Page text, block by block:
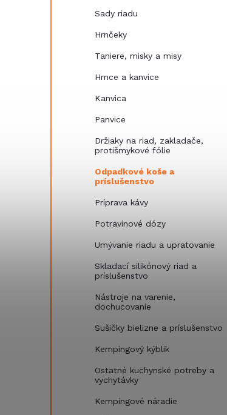
Sady riadu
Hrnčeky
Taniere, misky a misy
Hrnce a kanvice
Kanvica
Panvice
Držiaky na riad, zakladače,
protišmykové fólie
Odpadkové koše a
príslušenstvo
Príprava kávy
Potravinové dózy
Umývanie riadu a upratovanie
Skladací silikónový riad a
príslušenstvo
Nástroje na varenie,
dochucovanie
Sušičky bielizne a príslušenstvo
Kempingový kýblik
Ostatné kuchynské potreby a
vychytávky
Kempingové náradie